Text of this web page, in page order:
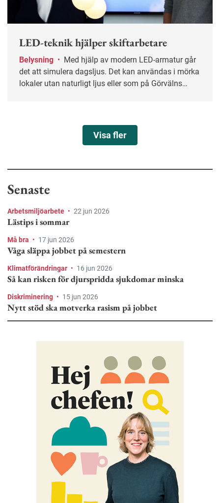
LED-teknik hjälper skiftarbetare
Belysning •
det att simulera dagsljus. Det kan användas i mörka
lokaler utan naturligt ljus eller som på Görvälns
Visa fler
Senaste
Arbetsmiljöarbete • 22 jun 2026
Lästips i sommar
Må bra • 17 jun 2026
Våga släppa jobbet på semestern
Klimatförändringar • 16 jun 2026
Så kan risken för djurspridda sjukdomar minska
Diskriminering • 15 jun 2026
Nytt stöd ska motverka rasism på jobbet